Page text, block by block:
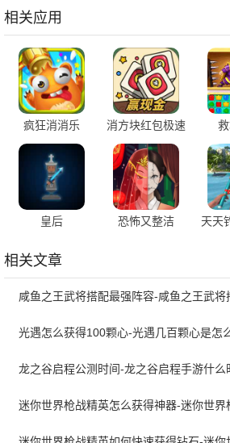
相关应用
疯狂消消乐
消方块红包极速
版
皇后 恐怖又整洁 天天
相关文章
咸鱼之王武将搭配最强阵容-咸鱼之王武将
光遇怎么获得100颗心-光遇几百颗心是怎
龙之谷启程公测时间-龙之谷启程手游什么
迷你世界枪战精英怎么获得神器-迷你世界